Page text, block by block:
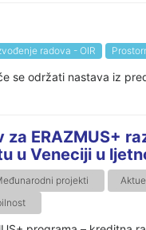
radova - OIR
održati nastava iz
za ERAZMUS+
u Veneciji u
projekti